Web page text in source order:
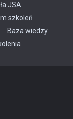
JSA
szkoleń
Baza wiedzy